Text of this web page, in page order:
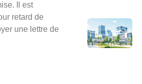
Il est
retard de
une lettre de